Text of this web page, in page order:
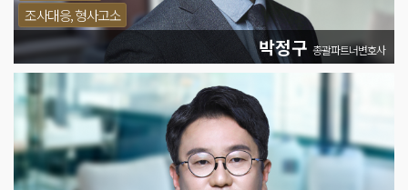
조사대응, 형사고소
박정구 총괄파트너변호사